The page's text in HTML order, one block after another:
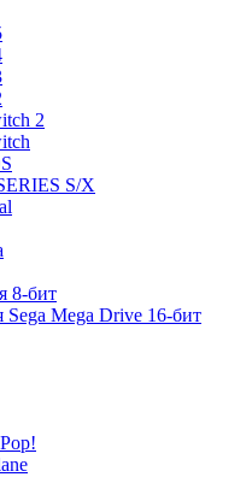
2
S/X
8-бит
Mega Drive 16-бит